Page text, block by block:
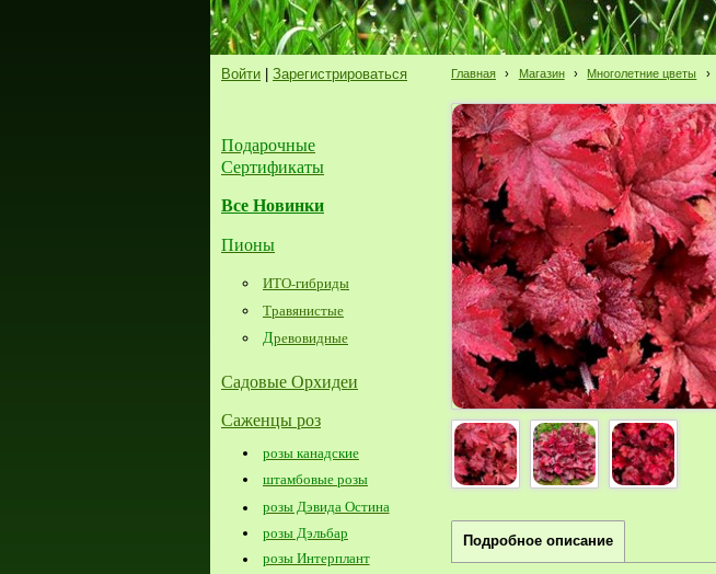
Войти Зарегистрироваться
Подарочные
Сертификаты
Все Новинки
Пионы
ИТО-гибриды
Травянистые
Древовидные
Садовые Орхидеи
Саженцы роз
розы канадские
штамбовые розы
розы Дэвида Остина
розы Дэльбар
розы Интерплант
Главная › Магазин › Многолетние цветы ›
Подробное описание